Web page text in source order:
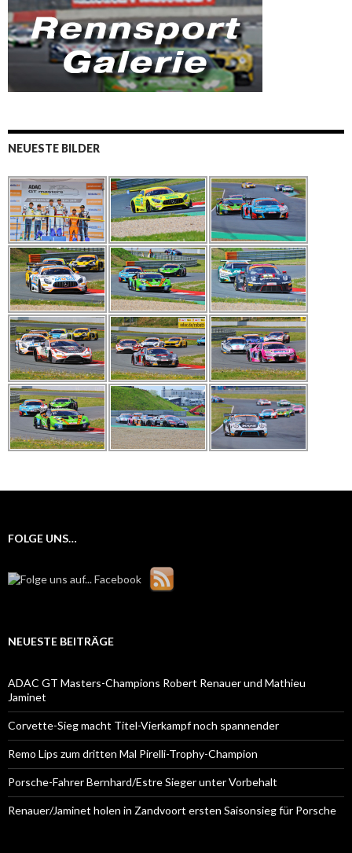
NEUESTE BILDER
FOLGE UNS…
NEUESTE BEITRÄGE
ADAC GT Masters-Champions Robert Renauer und Mathieu
Jaminet
Corvette-Sieg macht Titel-Vierkampf noch spannender
Remo Lips zum dritten Mal Pirelli-Trophy-Champion
Porsche-Fahrer Bernhard/Estre Sieger unter Vorbehalt
Renauer/Jaminet holen in Zandvoort ersten Saisonsieg für Porsche